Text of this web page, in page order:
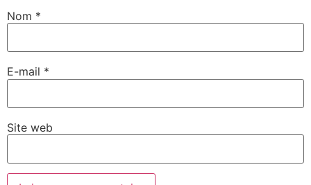
Nom *
E-mail *
Site web